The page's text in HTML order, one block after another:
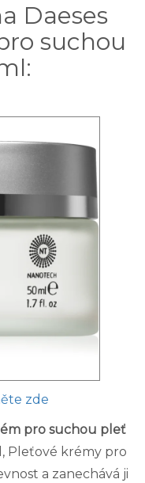
Daeses
suchou
zde
pro suchou pleť
Pleťové krémy pro
a zanechává ji